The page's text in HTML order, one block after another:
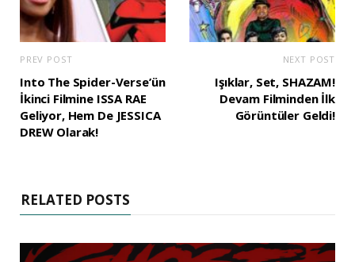
PREV POST
Into The Spider-Verse’ün
İkinci Filmine ISSA RAE
Geliyor, Hem De JESSICA
DREW Olarak!
NEXT POST
Işıklar, Set, SHAZAM!
Devam Filminden İlk
Görüntüler Geldi!
RELATED POSTS